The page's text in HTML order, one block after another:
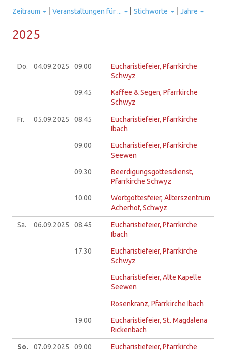
Zeitraum Veranstaltungen für ... Stichworte Jahre
2025
Do. 04.09.2025 09.00
Eucharistiefeier, Pfarrkirche
Schwyz
09.45
Kaffee & Segen, Pfarrkirche
Schwyz
Fr. 05.09.2025 08.45
Eucharistiefeier, Pfarrkirche
Ibach
09.00
Eucharistiefeier, Pfarrkirche
Seewen
09.30
Beerdigungsgottesdienst,
Pfarrkirche Schwyz
10.00
Wortgottesfeier, Alterszentrum
Acherhof, Schwyz
Sa. 06.09.2025 08.45
Eucharistiefeier, Pfarrkirche
Ibach
17.30
Eucharistiefeier, Pfarrkirche
Schwyz
Eucharistiefeier, Alte Kapelle
Seewen
Rosenkranz, Pfarrkirche Ibach
19.00
Eucharistiefeier, St. Magdalena
Rickenbach
So. 07.09.2025 09.00
Eucharistiefeier, Pfarrkirche